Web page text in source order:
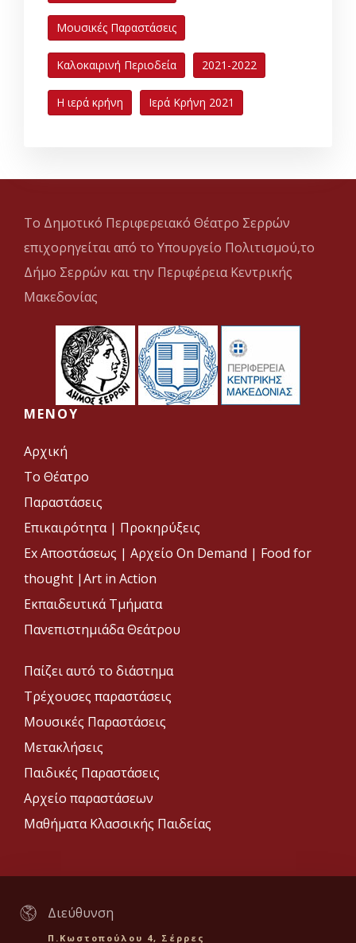
Μουσικές Παραστάσεις
Καλοκαιρινή Περιοδεία 2021-2022
Η ιερά κρήνη Ιερά Κρήνη 2021
Το Δημοτικό Περιφερειακό Θέατρο Σερρών
επιχορηγείται από το Υπουργείο Πολιτισμού,το
Δήμο Σερρών και την Περιφέρεια Κεντρικής
Μακεδονίας
MENOY
Αρχική
Το Θέατρο
Παραστάσεις
Επικαιρότητα | Προκηρύξεις
Ex Αποστάσεως | Αρχείο On Demand | Food for
thought |Art in Action
Εκπαιδευτικά Τμήματα
Πανεπιστημιάδα Θεάτρου
Παίζει αυτό το διάστημα
Τρέχουσες παραστάσεις
Μουσικές Παραστάσεις
Μετακλήσεις
Παιδικές Παραστάσεις
Αρχείο παραστάσεων
Μαθήματα Κλασσικής Παιδείας
Διεύθυνση
Π.Κωστοπούλου 4, Σέρρες